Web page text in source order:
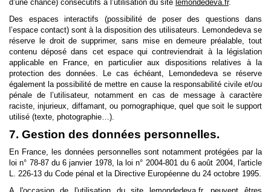
d’une chance) consécutifs à l’utilisation du site lemondedeva.fr.
Des espaces interactifs (possibilité de poser des questions dans
l’espace contact) sont à la disposition des utilisateurs. Lemondedeva se
réserve le droit de supprimer, sans mise en demeure préalable, tout
contenu déposé dans cet espace qui contreviendrait à la législation
applicable en France, en particulier aux dispositions relatives à la
protection des données. Le cas échéant, Lemondedeva se réserve
également la possibilité de mettre en cause la responsabilité civile et/ou
pénale de l’utilisateur, notamment en cas de message à caractère
raciste, injurieux, diffamant, ou pornographique, quel que soit le support
utilisé (texte, photographie…).
7. Gestion des données personnelles.
En France, les données personnelles sont notamment protégées par la
loi n° 78-87 du 6 janvier 1978, la loi n° 2004-801 du 6 août 2004, l'article
L. 226-13 du Code pénal et la Directive Européenne du 24 octobre 1995.